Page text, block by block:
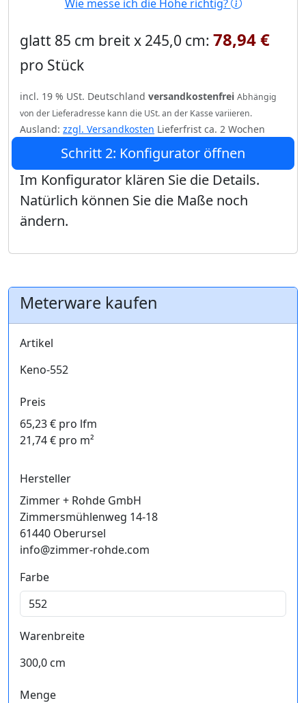
Wie messe ich die Höhe richtig?
glatt 85 cm breit x 245,0 cm: 78,94 €
pro Stück
incl. 19 % USt. Deutschland versandkostenfrei Abhängig
von der Lieferadresse kann die USt. an der Kasse variieren.
Ausland: zzgl. Versandkosten Lieferfrist ca. 2 Wochen
Schritt 2: Konfigurator öffnen
Im Konfigurator klären Sie die Details.
Natürlich können Sie die Maße noch
ändern.
Meterware kaufen
Artikel
Keno-552
Preis
65,23 € pro lfm
21,74 € pro m²
Hersteller
Zimmer + Rohde GmbH
Zimmersmühlenweg 14-18
61440 Oberursel
info@zimmer-rohde.com
Farbe
Warenbreite
300,0 cm
Menge